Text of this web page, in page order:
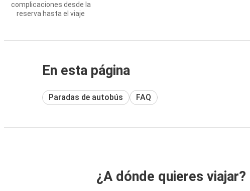
complicaciones desde la
reserva hasta el viaje
En esta página
Paradas de autobús FAQ
¿A dónde quieres viajar?